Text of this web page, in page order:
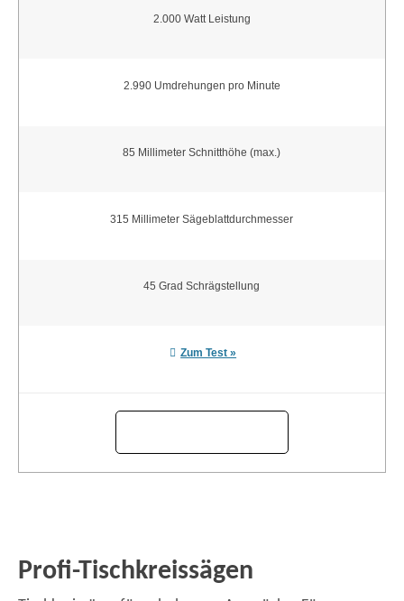
2.000 Watt Leistung
2.990 Umdrehungen pro Minute
85 Millimeter Schnitthöhe (max.)
315 Millimeter Sägeblattdurchmesser
45 Grad Schrägstellung
Zum Test »
Profi-Tischkreissägen